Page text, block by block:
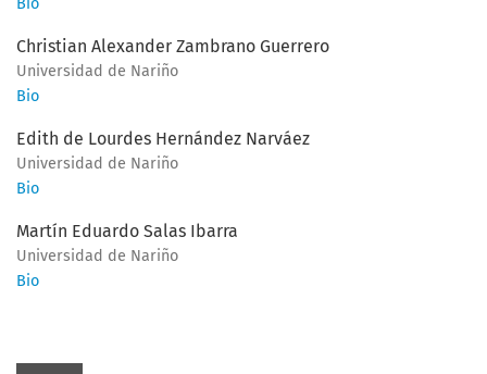
Bio
Christian Alexander Zambrano Guerrero
Universidad de Nariño
Bio
Edith de Lourdes Hernández Narváez
Universidad de Nariño
Bio
Martín Eduardo Salas Ibarra
Universidad de Nariño
Bio